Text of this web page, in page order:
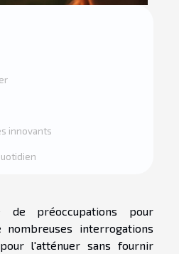
innovants
de préoccupations pour
nombreuses interrogations
l'atténuer sans fournir